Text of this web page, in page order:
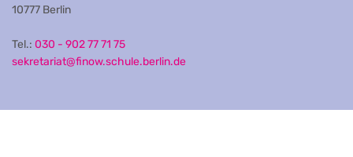
10777 Berlin
Tel.: 030 - 902 77 71 75
sekretariat@finow.schule.berlin.de